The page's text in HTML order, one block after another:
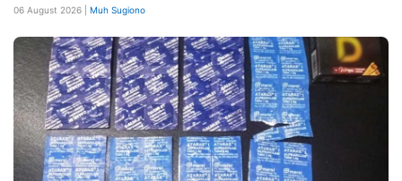
06 August 2026 | Muh Sugiono